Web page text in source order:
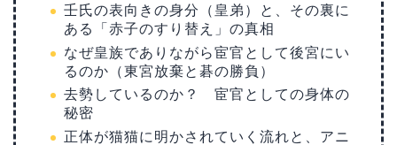
壬氏の表向きの身分（皇弟）と、その裏に
ある「赤子のすり替え」の真相
なぜ皇族でありながら宦官として後宮にい
るのか（東宮放棄と碁の勝負）
去勢しているのか？ 宦官としての身体の
秘密
正体が猫猫に明かされていく流れと、アニ